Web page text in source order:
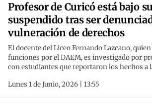
Profesor de Curicó está bajo
suspendido tras ser
vulneración de derechos
El docente del Liceo Fernando Lazcano,
funciones por el DAEM, es investigado por
con estudiantes que reportaron los hechos a
Lunes 1 de Junio, 2026 | 13:55